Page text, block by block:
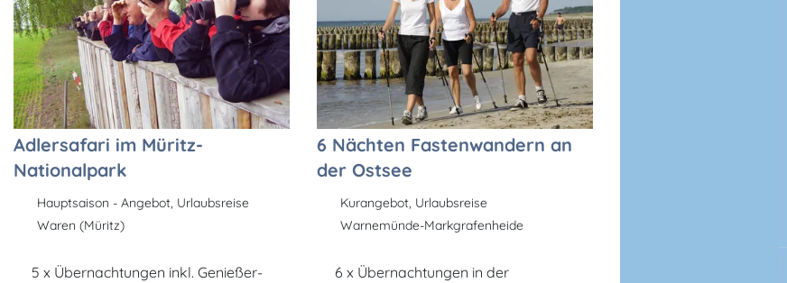
Adlersafari im Müritz-
Nationalpark
Hauptsaison - Angebot, Urlaubsreise
Waren (Müritz)
5 x Übernachtungen inkl. Genießer-
6 Nächten Fastenwandern an
der Ostsee
Kurangebot, Urlaubsreise
Warnemünde-Markgrafenheide
6 x Übernachtungen in der